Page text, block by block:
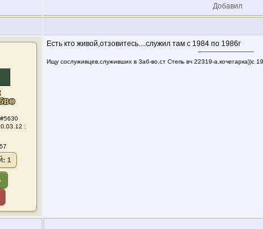
Добавил
:
1
Есть кто живой,отзовитесь....служил там с 1984 по 1986г
Ищу сослуживцев,служивших в Заб-во,ст Степь вч 22319-а,кочегарка))с